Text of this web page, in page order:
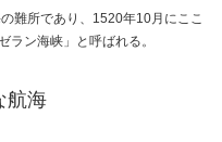
難所であり、1520年10月にここ
ラン海峡」と呼ばれる。
航海